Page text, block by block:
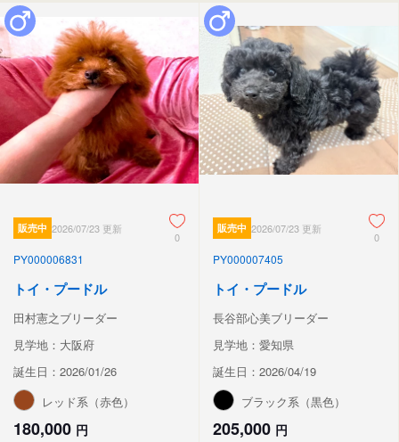
販売中 2026/07/23 更新
0
PY000006831
トイ・プードル
田村憲之ブリーダー
見学地：大阪府
誕生日：2026/01/26
レッド系（赤色）
180,000 円
販売中 2026/07/23 更新
0
PY000007405
トイ・プードル
長谷部心美ブリーダー
見学地：愛知県
誕生日：2026/04/19
ブラック系（黒色）
205,000 円